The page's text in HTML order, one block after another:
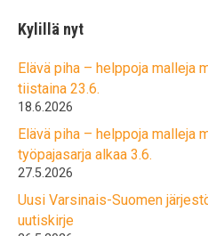
Kylillä nyt
Elävä piha – helppoja malleja
tiistaina 23.6.
18.6.2026
Elävä piha – helppoja malleja
työpajasarja alkaa 3.6.
27.5.2026
Uusi Varsinais-Suomen
uutiskirje